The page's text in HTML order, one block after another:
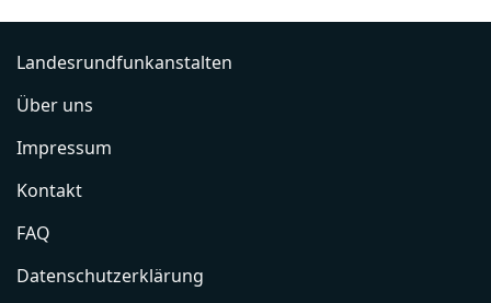
Landesrundfunkanstalten
Über uns
Impressum
Kontakt
FAQ
Datenschutzerklärung